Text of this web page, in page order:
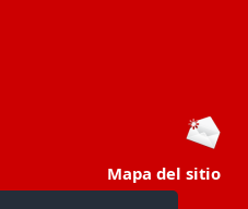
Mapa del sitio